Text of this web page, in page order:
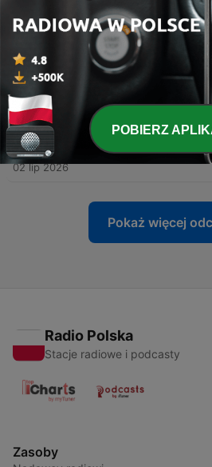
Portugal entra no primeiro
Amazon Web Services
237 - Katia Verresen: "Liderança?
sobre burnouts e síndrome
22 lip 2026
236 - José Luís Domingos: "A
ainda faz parte da sociedade
02 lip 2026
Pokaż więcej
Radio Polska
Stacje radiowe i podcasty
Zasoby
POBIERZ